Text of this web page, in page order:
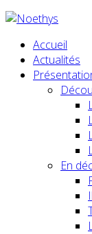
Accueil
Actualités
En